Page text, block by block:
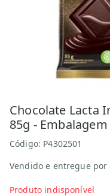
Chocolate Lacta
85g -
Código: P4302501
Vendido e entregue por
Produto indisponível